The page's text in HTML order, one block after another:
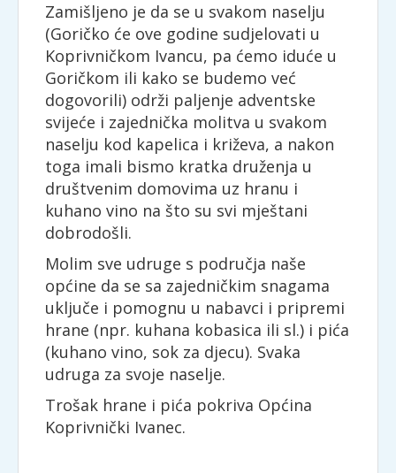
Zamišljeno je da se u svakom naselju
(Goričko će ove godine sudjelovati u
Koprivničkom Ivancu, pa ćemo iduće u
Goričkom ili kako se budemo već
dogovorili) održi paljenje adventske
svijeće i zajednička molitva u svakom
naselju kod kapelica i križeva, a nakon
toga imali bismo kratka druženja u
društvenim domovima uz hranu i
kuhano vino na što su svi mještani
dobrodošli.
Molim sve udruge s područja naše
općine da se sa zajedničkim snagama
uključe i pomognu u nabavci i pripremi
hrane (npr. kuhana kobasica ili sl.) i pića
(kuhano vino, sok za djecu). Svaka
udruga za svoje naselje.
Trošak hrane i pića pokriva Općina
Koprivnički Ivanec.